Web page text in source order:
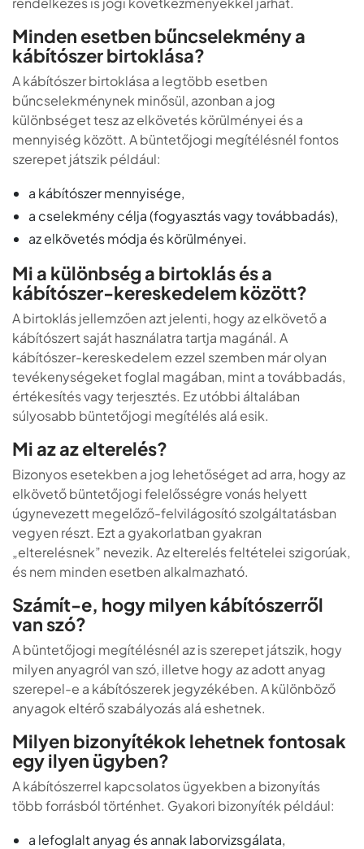
Minden esetben bűncselekmény a
kábítószer birtoklása?
A kábítószer birtoklása a legtöbb esetben
bűncselekménynek minősül, azonban a jog
különbséget tesz az elkövetés körülményei és a
mennyiség között. A büntetőjogi megítélésnél fontos
szerepet játszik például:
a kábítószer mennyisége,
a cselekmény célja (fogyasztás vagy továbbadás),
az elkövetés módja és körülményei.
Mi a különbség a birtoklás és a
kábítószer-kereskedelem között?
A birtoklás jellemzően azt jelenti, hogy az elkövető a
kábítószert saját használatra tartja magánál. A
kábítószer-kereskedelem ezzel szemben már olyan
tevékenységeket foglal magában, mint a továbbadás,
értékesítés vagy terjesztés. Ez utóbbi általában
súlyosabb büntetőjogi megítélés alá esik.
Mi az az elterelés?
Bizonyos esetekben a jog lehetőséget ad arra, hogy az
elkövető büntetőjogi felelősségre vonás helyett
úgynevezett megelőző-felvilágosító szolgáltatásban
vegyen részt. Ezt a gyakorlatban gyakran
„elterelésnek” nevezik. Az elterelés feltételei szigorúak,
és nem minden esetben alkalmazható.
Számít-e, hogy milyen kábítószerről
van szó?
A büntetőjogi megítélésnél az is szerepet játszik, hogy
milyen anyagról van szó, illetve hogy az adott anyag
szerepel-e a kábítószerek jegyzékében. A különböző
anyagok eltérő szabályozás alá eshetnek.
Milyen bizonyítékok lehetnek fontosak
egy ilyen ügyben?
A kábítószerrel kapcsolatos ügyekben a bizonyítás
több forrásból történhet. Gyakori bizonyíték például:
a lefoglalt anyag és annak laborvizsgálata,